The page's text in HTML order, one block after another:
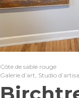
Côte de sable rouge
Galerie d’art, Studio